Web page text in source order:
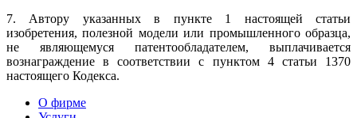
7. Автору указанных в пункте 1 настоящей статьи
изобретения, полезной модели или промышленного образца,
не являющемуся патентообладателем, выплачивается
вознаграждение в соответствии с пунктом 4 статьи 1370
настоящего Кодекса.
О фирме